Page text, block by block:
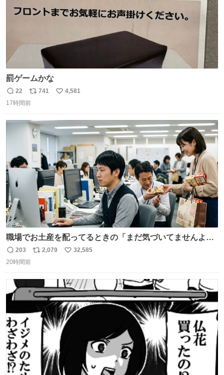
罰ゲームかな
返
信
22
リ
ポ
ト
数
741
い
数
4,581
17時間前
職場でお土産を配ってるときの「まだ気づいてませんよ」
的な演技が毎回シンドい。
返
信
203
リ
ト
数
2,079
い
数
32,585
20時間前